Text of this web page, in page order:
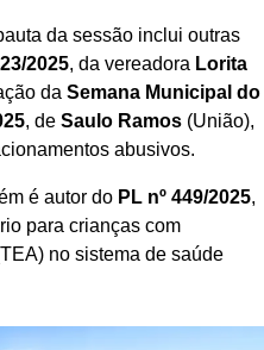
da sessão inclui outras
2025, da vereadora Lorita
da Semana Municipal do
, de Saulo Ramos (União),
abusivos.
é autor do PL nº 449/2025,
para crianças com
no sistema de saúde